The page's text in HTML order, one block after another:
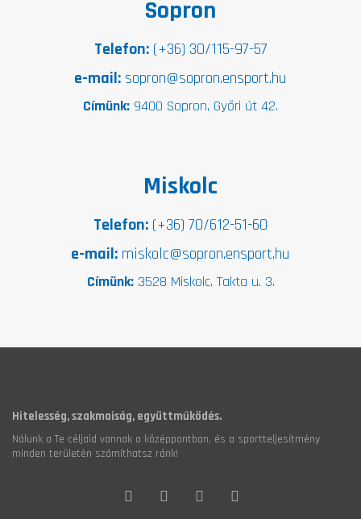
Sopron
Telefon: (+36) 30/115-97-57
e-mail: sopron@sopron.ensport.hu
Címünk: 9400 Sopron, Győri út 42.
Miskolc
Telefon: (+36) 70/612-51-60
e-mail: miskolc@sopron.ensport.hu
Címünk: 3528 Miskolc, Takta u. 3.
Hitelesség, szakmaiság, együttműködés.
Nálunk a Te céljaid vannak a középpontban, és a sportteljesítmény
minden területén számíthatsz ránk!